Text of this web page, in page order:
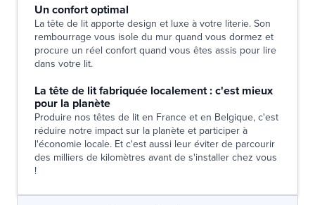
Un confort optimal
La tête de lit apporte design et luxe à votre literie. Son
rembourrage vous isole du mur quand vous dormez et
procure un réel confort quand vous êtes assis pour lire
dans votre lit.
La tête de lit fabriquée localement : c'est mieux
pour la planète
Produire nos têtes de lit en France et en Belgique, c'est
réduire notre impact sur la planète et participer à
l'économie locale. Et c'est aussi leur éviter de parcourir
des milliers de kilomètres avant de s'installer chez vous
!